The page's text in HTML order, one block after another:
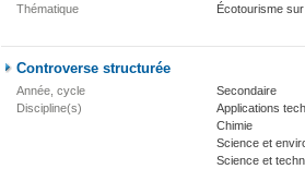
Thématique
Écotourisme
Controverse structurée
Année, cycle
Secondaire
Discipline(s)
Applications
Chimie
Science et
Science et